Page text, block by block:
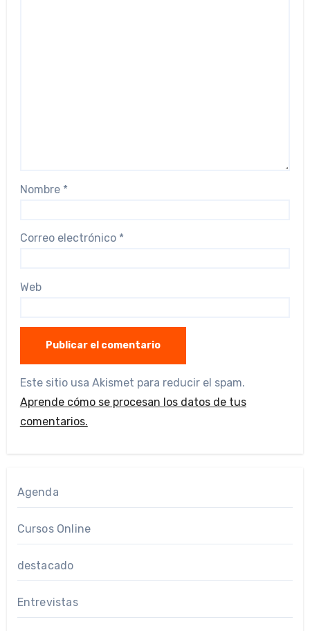
Nombre *
Correo electrónico *
Web
Este sitio usa Akismet para reducir el spam.
Aprende cómo se procesan los datos de tus
comentarios.
Agenda
Cursos Online
destacado
Entrevistas